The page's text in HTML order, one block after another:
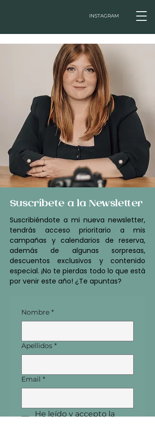
INSTAGRAM
Suscríbete a la Newsletter
Suscribiéndote a mi nueva newsletter,
tendrás acceso prioritario a mis
campañas y calendarios de reserva,
además de algunas sorpresas,
descuentos exclusivos y contenido
especial. ¡No te pierdas todo lo que está
por venir este año! ¿Te apuntas?
Nombre *
Apellidos *
Email *